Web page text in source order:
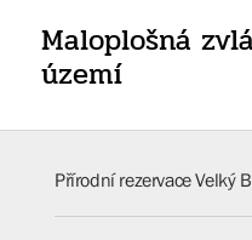
Maloplošná
území
Přírodní rezervace Velký